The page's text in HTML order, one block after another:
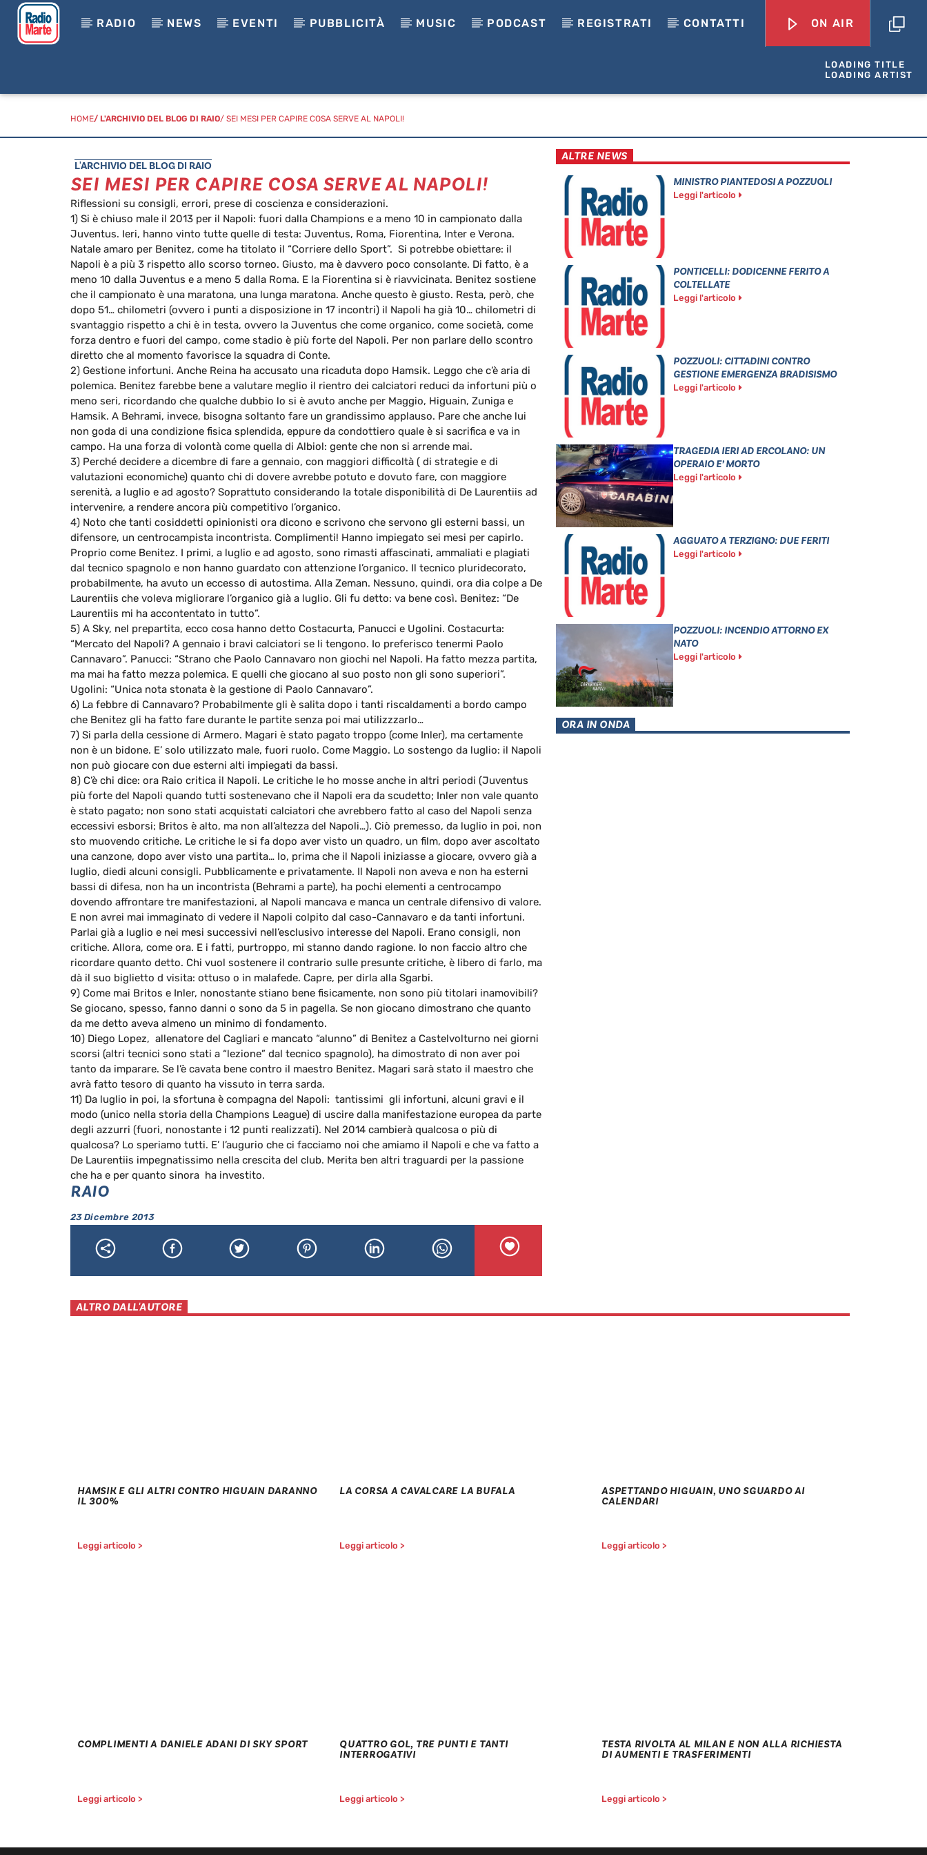
RADIO NEWS EVENTI PUBBLICITÀ MUSIC PODCAST REGISTRATI CONTATTI ON AIR
LOADING TITLE
LOADING ARTIST
HOME/ L'ARCHIVIO DEL BLOG DI RAIO/ SEI MESI PER CAPIRE COSA SERVE AL NAPOLI!
L'ARCHIVIO DEL BLOG DI RAIO
SEI MESI PER CAPIRE COSA SERVE AL NAPOLI!
Riflessioni su consigli, errori, prese di coscienza e considerazioni.
1) Si è chiuso male il 2013 per il Napoli: fuori dalla Champions e a meno 10 in campionato dalla
Juventus. Ieri, hanno vinto tutte quelle di testa: Juventus, Roma, Fiorentina, Inter e Verona.
Natale amaro per Benitez, come ha titolato il “Corriere dello Sport”. Si potrebbe obiettare: il
Napoli è a più 3 rispetto allo scorso torneo. Giusto, ma è davvero poco consolante. Di fatto, è a
meno 10 dalla Juventus e a meno 5 dalla Roma. E la Fiorentina si è riavvicinata. Benitez sostiene
che il campionato è una maratona, una lunga maratona. Anche questo è giusto. Resta, però, che
dopo 51… chilometri (ovvero i punti a disposizione in 17 incontri) il Napoli ha già 10… chilometri di
svantaggio rispetto a chi è in testa, ovvero la Juventus che come organico, come società, come
forza dentro e fuori del campo, come stadio è più forte del Napoli. Per non parlare dello scontro
diretto che al momento favorisce la squadra di Conte.
2) Gestione infortuni. Anche Reina ha accusato una ricaduta dopo Hamsik. Leggo che c’è aria di
polemica. Benitez farebbe bene a valutare meglio il rientro dei calciatori reduci da infortuni più o
meno seri, ricordando che qualche dubbio lo si è avuto anche per Maggio, Higuain, Zuniga e
Hamsik. A Behrami, invece, bisogna soltanto fare un grandissimo applauso. Pare che anche lui
non goda di una condizione fisica splendida, eppure da condottiero quale è si sacrifica e va in
campo. Ha una forza di volontà come quella di Albiol: gente che non si arrende mai.
3) Perché decidere a dicembre di fare a gennaio, con maggiori difficoltà ( di strategie e di
valutazioni economiche) quanto chi di dovere avrebbe potuto e dovuto fare, con maggiore
serenità, a luglio e ad agosto? Soprattuto considerando la totale disponibilità di De Laurentiis ad
intervenire, a rendere ancora più competitivo l’organico.
4) Noto che tanti cosiddetti opinionisti ora dicono e scrivono che servono gli esterni bassi, un
difensore, un centrocampista incontrista. Complimenti! Hanno impiegato sei mesi per capirlo.
Proprio come Benitez. I primi, a luglio e ad agosto, sono rimasti affascinati, ammaliati e plagiati
dal tecnico spagnolo e non hanno guardato con attenzione l’organico. Il tecnico pluridecorato,
probabilmente, ha avuto un eccesso di autostima. Alla Zeman. Nessuno, quindi, ora dia colpe a De
Laurentiis che voleva migliorare l’organico già a luglio. Gli fu detto: va bene così. Benitez: “De
Laurentiis mi ha accontentato in tutto”.
5) A Sky, nel prepartita, ecco cosa hanno detto Costacurta, Panucci e Ugolini. Costacurta:
“Mercato del Napoli? A gennaio i bravi calciatori se li tengono. Io preferisco tenermi Paolo
Cannavaro”. Panucci: “Strano che Paolo Cannavaro non giochi nel Napoli. Ha fatto mezza partita,
ma mai ha fatto mezza polemica. E quelli che giocano al suo posto non gli sono superiori”.
Ugolini: “Unica nota stonata è la gestione di Paolo Cannavaro”.
6) La febbre di Cannavaro? Probabilmente gli è salita dopo i tanti riscaldamenti a bordo campo
che Benitez gli ha fatto fare durante le partite senza poi mai utilizzzarlo…
7) Si parla della cessione di Armero. Magari è stato pagato troppo (come Inler), ma certamente
non è un bidone. E’ solo utilizzato male, fuori ruolo. Come Maggio. Lo sostengo da luglio: il Napoli
non può giocare con due esterni alti impiegati da bassi.
8) C’è chi dice: ora Raio critica il Napoli. Le critiche le ho mosse anche in altri periodi (Juventus
più forte del Napoli quando tutti sostenevano che il Napoli era da scudetto; Inler non vale quanto
è stato pagato; non sono stati acquistati calciatori che avrebbero fatto al caso del Napoli senza
eccessivi esborsi; Britos è alto, ma non all’altezza del Napoli…). Ciò premesso, da luglio in poi, non
sto muovendo critiche. Le critiche le si fa dopo aver visto un quadro, un film, dopo aver ascoltato
una canzone, dopo aver visto una partita… Io, prima che il Napoli iniziasse a giocare, ovvero già a
luglio, diedi alcuni consigli. Pubblicamente e privatamente. Il Napoli non aveva e non ha esterni
bassi di difesa, non ha un incontrista (Behrami a parte), ha pochi elementi a centrocampo
dovendo affrontare tre manifestazioni, al Napoli mancava e manca un centrale difensivo di valore.
E non avrei mai immaginato di vedere il Napoli colpito dal caso-Cannavaro e da tanti infortuni.
Parlai già a luglio e nei mesi successivi nell’esclusivo interesse del Napoli. Erano consigli, non
critiche. Allora, come ora. E i fatti, purtroppo, mi stanno dando ragione. Io non faccio altro che
ricordare quanto detto. Chi vuol sostenere il contrario sulle presunte critiche, è libero di farlo, ma
dà il suo biglietto d visita: ottuso o in malafede. Capre, per dirla alla Sgarbi.
9) Come mai Britos e Inler, nonostante stiano bene fisicamente, non sono più titolari inamovibili?
Se giocano, spesso, fanno danni o sono da 5 in pagella. Se non giocano dimostrano che quanto
da me detto aveva almeno un minimo di fondamento.
10) Diego Lopez, allenatore del Cagliari e mancato “alunno” di Benitez a Castelvolturno nei giorni
scorsi (altri tecnici sono stati a “lezione” dal tecnico spagnolo), ha dimostrato di non aver poi
tanto da imparare. Se l’è cavata bene contro il maestro Benitez. Magari sarà stato il maestro che
avrà fatto tesoro di quanto ha vissuto in terra sarda.
11) Da luglio in poi, la sfortuna è compagna del Napoli: tantissimi gli infortuni, alcuni gravi e il
modo (unico nella storia della Champions League) di uscire dalla manifestazione europea da parte
degli azzurri (fuori, nonostante i 12 punti realizzati). Nel 2014 cambierà qualcosa o più di
qualcosa? Lo speriamo tutti. E’ l’augurio che ci facciamo noi che amiamo il Napoli e che va fatto a
De Laurentiis impegnatissimo nella crescita del club. Merita ben altri traguardi per la passione
che ha e per quanto sinora ha investito.
RAIO
23 Dicembre 2013
ALTRE NEWS
MINISTRO PIANTEDOSI A POZZUOLI
Leggi l'articolo
PONTICELLI: DODICENNE FERITO A
COLTELLATE
Leggi l'articolo
POZZUOLI: CITTADINI CONTRO
GESTIONE EMERGENZA BRADISISMO
Leggi l'articolo
TRAGEDIA IERI AD ERCOLANO: UN
OPERAIO E’ MORTO
Leggi l'articolo
AGGUATO A TERZIGNO: DUE FERITI
Leggi l'articolo
POZZUOLI: INCENDIO ATTORNO EX
NATO
Leggi l'articolo
ORA IN ONDA
ALTRO DALL'AUTORE
HAMSIK E GLI ALTRI CONTRO HIGUAIN DARANNO
IL 300%
Leggi articolo >
LA CORSA A CAVALCARE LA BUFALA
Leggi articolo >
ASPETTANDO HIGUAIN, UNO SGUARDO AI
CALENDARI
Leggi articolo >
COMPLIMENTI A DANIELE ADANI DI SKY SPORT
Leggi articolo >
QUATTRO GOL, TRE PUNTI E TANTI
INTERROGATIVI
Leggi articolo >
TESTA RIVOLTA AL MILAN E NON ALLA RICHIESTA
DI AUMENTI E TRASFERIMENTI
Leggi articolo >